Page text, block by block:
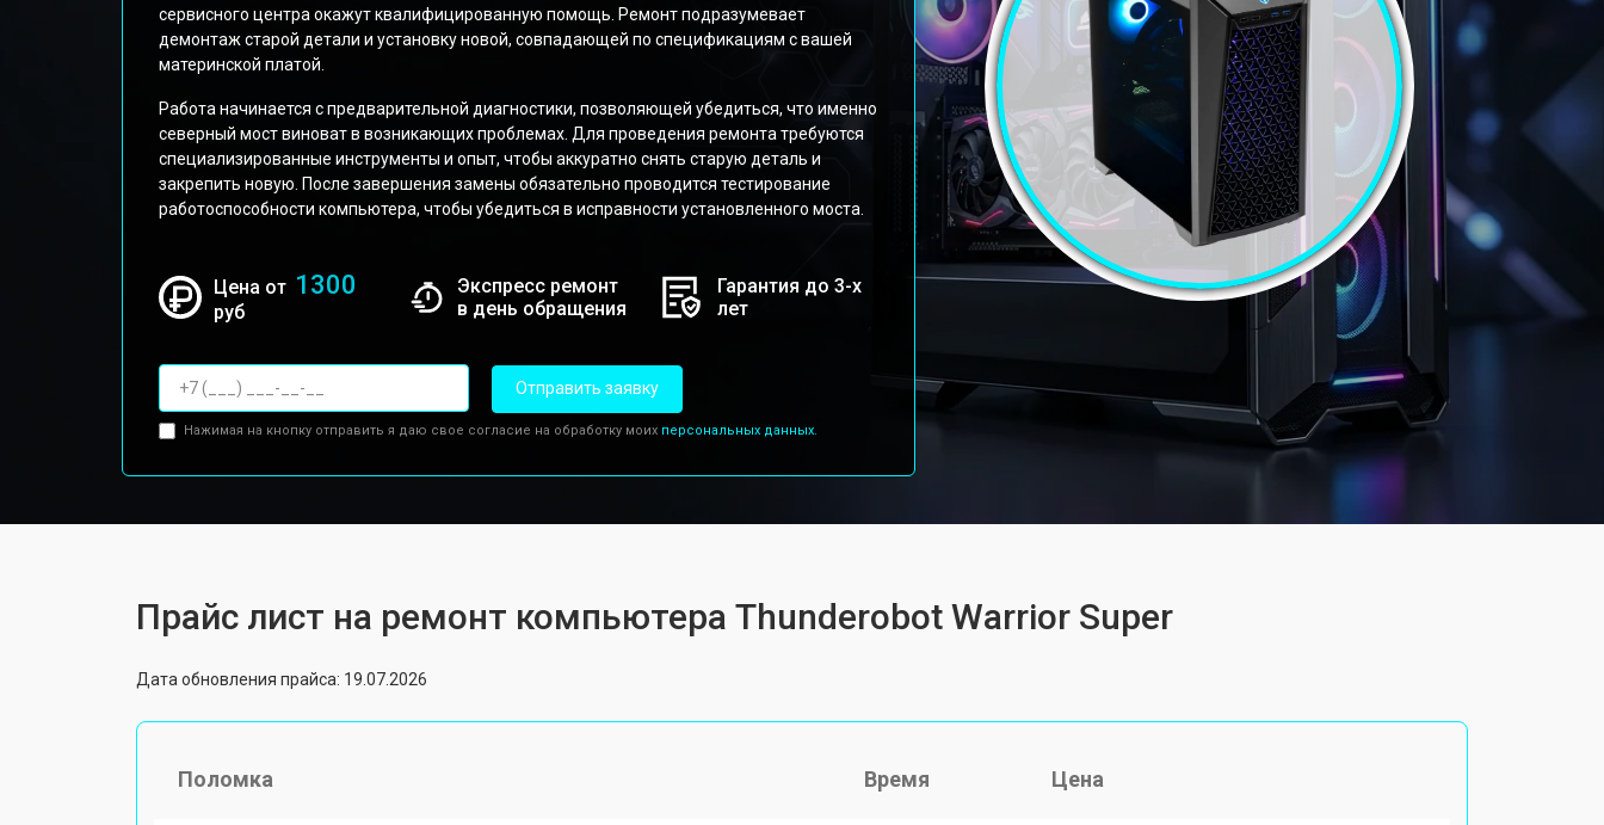
сервисного центра окажут квалифицированную помощь. Ремонт подразумевает
демонтаж старой детали и установку новой, совпадающей по спецификациям с вашей
материнской платой.
Работа начинается с предварительной диагностики, позволяющей убедиться, что именно
северный мост виноват в возникающих проблемах. Для проведения ремонта требуются
специализированные инструменты и опыт, чтобы аккуратно снять старую деталь и
закрепить новую. После завершения замены обязательно проводится тестирование
работоспособности компьютера, чтобы убедиться в исправности установленного моста.
Цена от 1300
руб
Экспресс ремонт
в день обращения
Гарантия до 3-х
лет
Отправить заявку
Нажимая на кнопку отправить я даю свое согласие на обработку моих персональных данных.
Прайс лист на ремонт компьютера Thunderobot Warrior Super
Дата обновления прайса: 19.07.2026
Поломка Время Цена